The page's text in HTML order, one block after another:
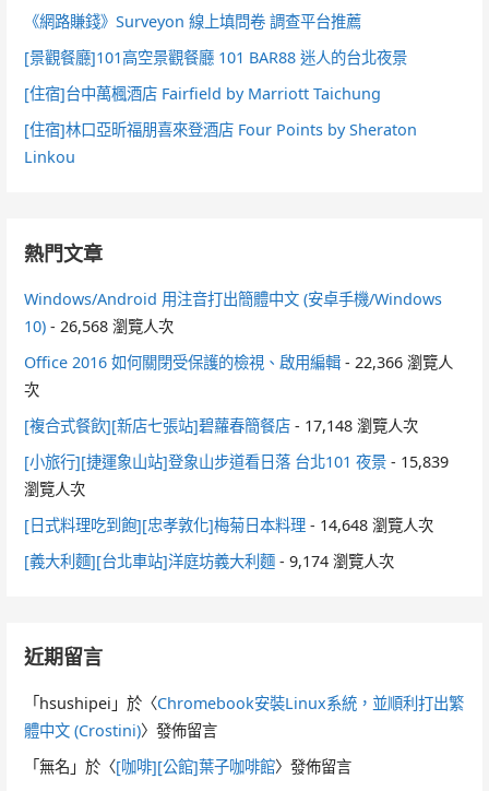
《網路賺錢》Surveyon 線上填問卷 調查平台推薦
[景觀餐廳]101高空景觀餐廳 101 BAR88 迷人的台北夜景
[住宿]台中萬楓酒店 Fairfield by Marriott Taichung
[住宿]林口亞昕福朋喜來登酒店 Four Points by Sheraton
Linkou
熱門文章
Windows/Android 用注音打出簡體中文 (安卓手機/Windows
10) - 26,568 瀏覽人次
Office 2016 如何關閉受保護的檢視、啟用編輯 - 22,366 瀏覽人
次
[複合式餐飲][新店七張站]碧蘿春簡餐店 - 17,148 瀏覽人次
[小旅行][捷運象山站]登象山步道看日落 台北101 夜景 - 15,839
瀏覽人次
[日式料理吃到飽][忠孝敦化]梅菊日本料理 - 14,648 瀏覽人次
[義大利麵][台北車站]洋庭坊義大利麵 - 9,174 瀏覽人次
近期留言
「 hsushipei 」於〈Chromebook安裝Linux系統，並順利打出繁
體中文 (Crostini)〉發佈留言
「無名 」於〈[咖啡][公館]葉子咖啡館〉發佈留言